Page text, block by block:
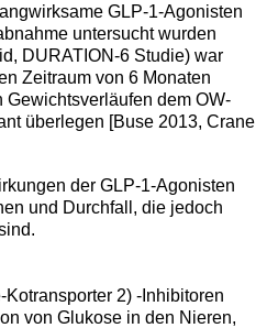
GLP-1-Agonisten
untersucht wurden
DURATION-6 Studie) war
Zeitraum von 6 Monaten
Gewichtsverläufen dem OW-
überlegen [Buse 2013, Crane
der GLP-1-Agonisten
und Durchfall, die jedoch
2) -Inhibitoren
von Glukose in den Nieren,